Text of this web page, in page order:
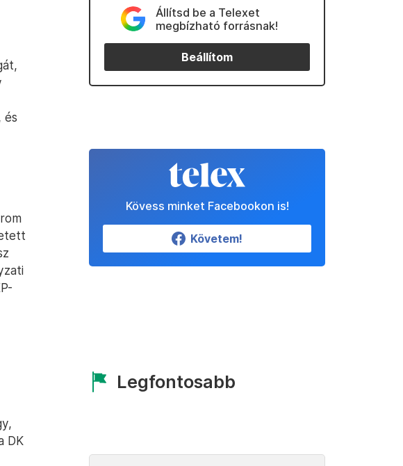
és
DK
Állítsd be a Telexet
megbízható forrásnak!
Beállítom
Kövess minket Facebookon is!
Követem!
Legfontosabb